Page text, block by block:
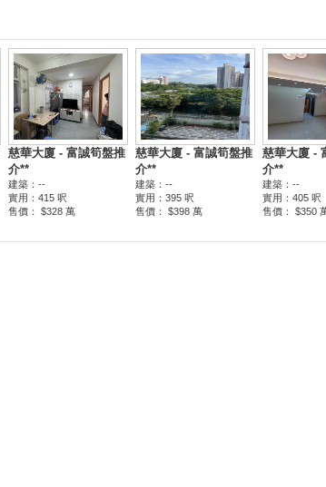
慈華大廈 - 富誠筍盤推
介**
建築：--
實用：415 呎
售價： $328 萬
慈華大廈 - 富誠筍盤推
介**
建築：--
實用：395 呎
售價： $398 萬
慈華大廈 -
介**
建築：--
實用：405 呎
售價： $350